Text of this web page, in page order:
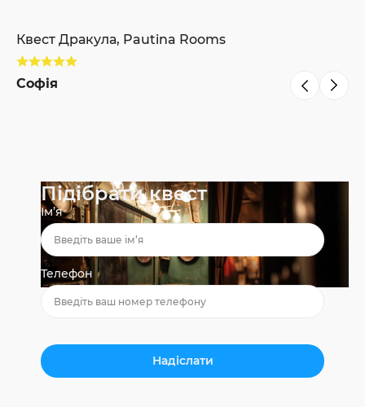
Квест Дракула, Pautina Rooms
Софія
Підібрати квест
Ім’я
Телефон